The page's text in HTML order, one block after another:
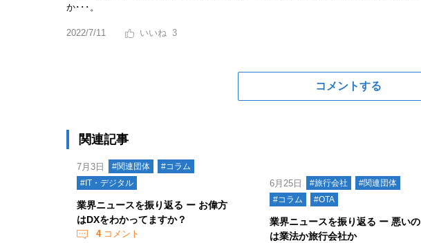
か･･･。
2022/7/11 3
コメントする
関連記事
7月3日 #関連団体
#コラム
#IT・デジタル
業界ニュースを振り返る ー お偉方
はDXをわかってますか？
4コメント
6月25日 #旅行会社
#関連団体
#コラム
#OTA
業界ニュースを振り返る ー 悪いの
は業法か旅行会社か